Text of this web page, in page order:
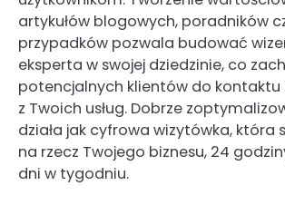
artykułów blogowych, poradników
przypadków pozwala budować
eksperta w swojej dziedzinie, co
potencjalnych klientów do kontaktu
z Twoich usług. Dobrze
działa jak cyfrowa wizytówka, która
na rzecz Twojego biznesu, 24
dni w tygodniu.